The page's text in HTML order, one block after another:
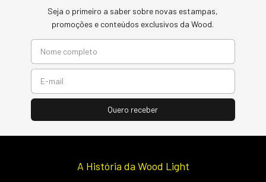
Seja o primeiro a saber sobre novas estampas,
promoções e conteúdos exclusivos da Wood.
A História da Wood Light